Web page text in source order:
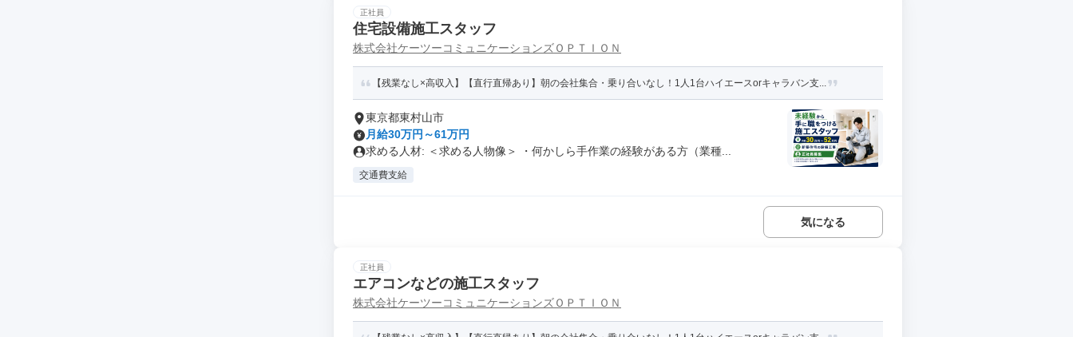
正社員
住宅設備施工スタッフ
株式会社ケーツーコミュニケーションズＯＰＴＩＯＮ
【残業なし×高収入】【直行直帰あり】朝の会社集合・乗り合いなし！1人1台ハイエースorキャラバン支...
東京都東村山市
月給30万円～61万円
求める人材: ＜求める人物像＞ ・何かしら手作業の経験がある方（業種...
交通費支給
気になる
正社員
エアコンなどの施工スタッフ
株式会社ケーツーコミュニケーションズＯＰＴＩＯＮ